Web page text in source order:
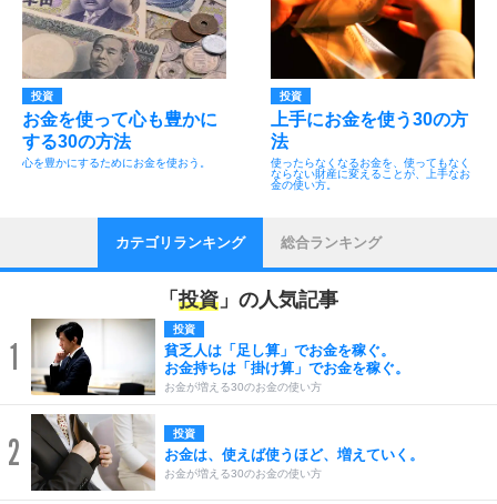
投資
お金を使って心も豊かに
する30の方法
心を豊かにするためにお金を使おう。
投資
上手にお金を使う30の方
法
使ったらなくなるお金を、使ってもなく
ならない財産に変えることが、上手なお
金の使い方。
カテゴリランキング 総合ランキング
「投資 」の人気記事
1
投資
貧乏人は「足し算」でお金を稼ぐ。
お金持ちは「掛け算」でお金を稼ぐ。
お金が増える30のお金の使い方
2 投資
お金は、使えば使うほど、増えていく。
お金が増える30のお金の使い方